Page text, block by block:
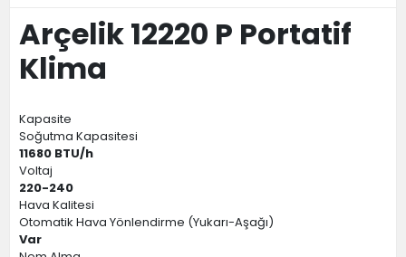
Arçelik 12220 P Portatif
Klima
Kapasite
Soğutma Kapasitesi
11680 BTU/h
Voltaj
220-240
Hava Kalitesi
Otomatik Hava Yönlendirme (Yukarı-Aşağı)
Var